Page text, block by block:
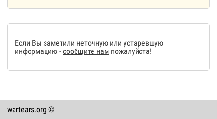
Если Вы заметили неточную или устаревшую
информацию - сообщите нам пожалуйста!
wartears.org ©